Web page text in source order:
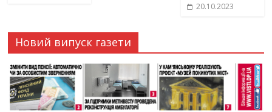
20.10.2023
Новий випуск газети